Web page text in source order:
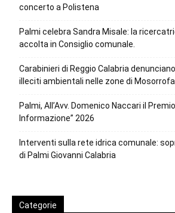
concerto a Polistena
Palmi celebra Sandra Misale: la
accolta in Consiglio comunale.
Carabinieri di Reggio Calabria
illeciti ambientali nelle zone di
Palmi, All’Avv. Domenico Naccari il
Informazione” 2026
Interventi sulla rete idrica comunale:
di Palmi Giovanni Calabria
Categorie